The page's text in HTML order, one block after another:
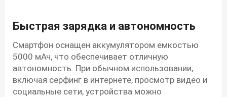
Быстрая зарядка и автономность
Смартфон оснащен аккумулятором емкостью
5000 мАч, что обеспечивает отличную
автономность. При обычном использовании,
включая серфинг в интернете, просмотр видео и
социальные сети, устройства можно